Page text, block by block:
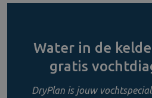
Water in de
gratis
DryPlan is jouw